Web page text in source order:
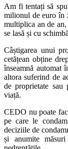
Am fi tentați să
milionul de euro în
multiplica an de
se lasă și cu
Câștigarea unui
cetățean obține
înseamnă automat
altora suferind de
de proprietate
viață.
CEDO nu poate
pe care le
deciziile de
și anumite